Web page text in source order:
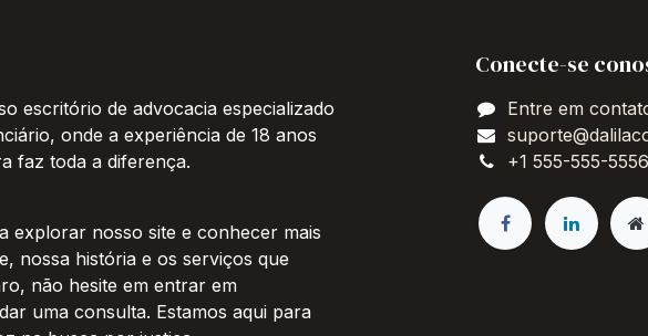
escritório de advocacia especializado
onde a experiência de 18 anos
faz toda a diferença.
explorar nosso site e conhecer mais
nossa história e os serviços que
não hesite em entrar em
uma consulta. Estamos aqui para
Conecte-se
Entre em
+1 555-555-5556